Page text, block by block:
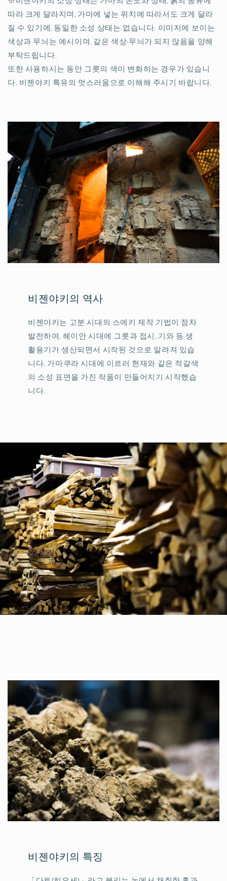
따라 크게 달라지며, 가마에 넣는 위치에 따라서도 크게 달라
질 수 있기에, 동일한 소성 상태는 없습니다. 이미지에 보이는
색상과 무늬는 예시이며, 같은 색상·무늬가 되지 않음을 양해
부탁드립니다.
또한 사용하시는 동안 그릇의 색이 변화하는 경우가 있습니
다. 비젠야키 특유의 멋스러움으로 이해해 주시기 바랍니다.
비젠야키의 역사
비젠야키는 고분 시대의 스에키 제작 기법이 점차
발전하여, 헤이안 시대에 그릇과 접시, 기와 등 생
활용기가 생산되면서 시작된 것으로 알려져 있습
니다. 가마쿠라 시대에 이르러 현재와 같은 적갈색
의 소성 표면을 가진 작품이 만들어지기 시작했습
니다.
비젠야키의 특징